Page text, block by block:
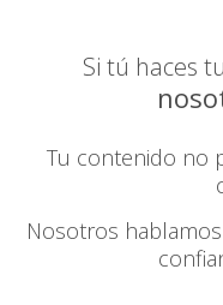
Si tú haces
Tu contenido no
Nosotros